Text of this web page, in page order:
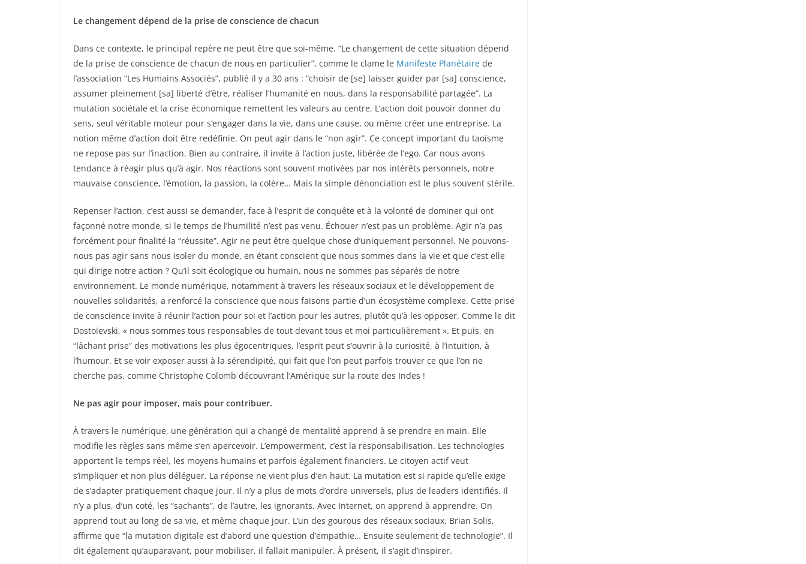
Le changement dépend de la prise de conscience de chacun
Dans ce contexte, le principal repère ne peut être que soi-même. “Le changement de cette situation dépend
de la prise de conscience de chacun de nous en particulier”, comme le clame le Manifeste Planétaire de
l’association “Les Humains Associés”, publié il y a 30 ans : “choisir de [se] laisser guider par [sa] conscience,
assumer pleinement [sa] liberté d’être, réaliser l’humanité en nous, dans la responsabilité partagée”. La
mutation sociétale et la crise économique remettent les valeurs au centre. L’action doit pouvoir donner du
sens, seul véritable moteur pour s’engager dans la vie, dans une cause, ou même créer une entreprise. La
notion même d’action doit être redéfinie. On peut agir dans le “non agir”. Ce concept important du taoïsme
ne repose pas sur l’inaction. Bien au contraire, il invite à l’action juste, libérée de l’ego. Car nous avons
tendance à réagir plus qu’à agir. Nos réactions sont souvent motivées par nos intérêts personnels, notre
mauvaise conscience, l’émotion, la passion, la colère… Mais la simple dénonciation est le plus souvent stérile.
Repenser l’action, c’est aussi se demander, face à l’esprit de conquête et à la volonté de dominer qui ont
façonné notre monde, si le temps de l’humilité n’est pas venu. Échouer n’est pas un problème. Agir n’a pas
forcément pour finalité la “réussite”. Agir ne peut être quelque chose d’uniquement personnel. Ne pouvons-
nous pas agir sans nous isoler du monde, en étant conscient que nous sommes dans la vie et que c’est elle
qui dirige notre action ? Qu’il soit écologique ou humain, nous ne sommes pas séparés de notre
environnement. Le monde numérique, notamment à travers les réseaux sociaux et le développement de
nouvelles solidarités, a renforcé la conscience que nous faisons partie d’un écosystème complexe. Cette prise
de conscience invite à réunir l’action pour soi et l’action pour les autres, plutôt qu’à les opposer. Comme le dit
Dostoïevski, « nous sommes tous responsables de tout devant tous et moi particulièrement ». Et puis, en
“lâchant prise” des motivations les plus égocentriques, l’esprit peut s’ouvrir à la curiosité, à l’intuition, à
l’humour. Et se voir exposer aussi à la sérendipité, qui fait que l’on peut parfois trouver ce que l’on ne
cherche pas, comme Christophe Colomb découvrant l’Amérique sur la route des Indes !
Ne pas agir pour imposer, mais pour contribuer.
À travers le numérique, une génération qui a changé de mentalité apprend à se prendre en main. Elle
modifie les règles sans même s’en apercevoir. L’empowerment, c’est la responsabilisation. Les technologies
apportent le temps réel, les moyens humains et parfois également financiers. Le citoyen actif veut
s’impliquer et non plus déléguer. La réponse ne vient plus d’en haut. La mutation est si rapide qu’elle exige
de s’adapter pratiquement chaque jour. Il n’y a plus de mots d’ordre universels, plus de leaders identifiés. Il
n’y a plus, d’un coté, les “sachants”, de l’autre, les ignorants. Avec Internet, on apprend à apprendre. On
apprend tout au long de sa vie, et même chaque jour. L’un des gourous des réseaux sociaux, Brian Solis,
affirme que “la mutation digitale est d’abord une question d’empathie… Ensuite seulement de technologie”. Il
dit également qu’auparavant, pour mobiliser, il fallait manipuler. À présent, il s’agit d’inspirer.